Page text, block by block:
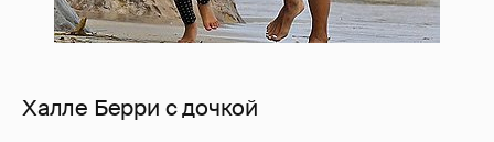
Халле Берри с дочкой